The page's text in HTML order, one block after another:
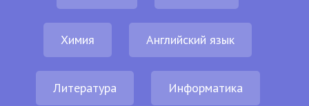
Химия Английский язык
Литература Информатика